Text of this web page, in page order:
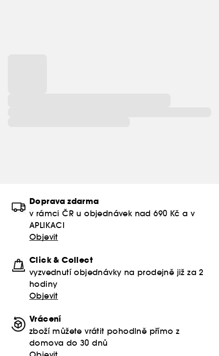
Doprava zdarma
v rámci ČR u objednávek nad 690 Kč a v
APLIKACI
Objevit
Click & Collect
vyzvednutí objednávky na prodejně již za 2
hodiny
Objevit
Vrácení
zboží můžete vrátit pohodlně přímo z
domova do 30 dnů